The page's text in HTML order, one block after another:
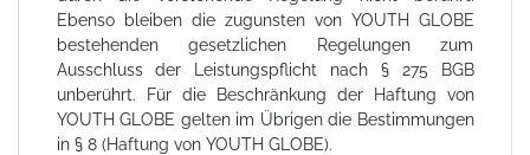
Ebenso bleiben die zugunsten von YOUTH GLOBE
bestehenden gesetzlichen Regelungen zum
Ausschluss der Leistungspflicht nach § 275 BGB
unberührt. Für die Beschränkung der Haftung von
YOUTH GLOBE gelten im Übrigen die Bestimmungen
in § 8 (Haftung von YOUTH GLOBE).